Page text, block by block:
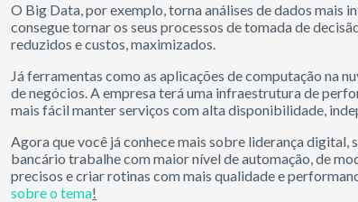
O Big Data, por exemplo, torna análises de dados mais
consegue tornar os seus processos de tomada de
reduzidos e custos, maximizados.
Já ferramentas como as aplicações de computação na
de negócios. A empresa terá uma infraestrutura de
mais fácil manter serviços com alta disponibilidade,
Agora que você já conhece mais sobre liderança
bancário trabalhe com maior nível de automação, de
precisos e criar rotinas com mais qualidade e
sobre o tema!